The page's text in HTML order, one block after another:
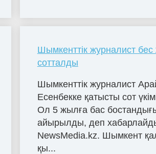
Шымкенттік журналист
сотталды
Шымкенттік журналист
Есенбекке қатысты сот
Ол 5 жылға бас
айырылды, деп
NewsMedia.kz. Шымкент
қы...